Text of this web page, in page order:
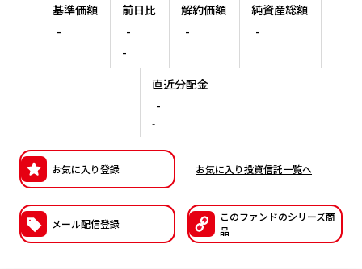
確定拠出年金制度について
確定拠出年金での商品の選び方について
確定拠出年金 基準価額一覧
サステナビリティへの取り組み
サステナビリティレポート
日本版スチュワードシップ・コードへの対応
国内株式議決権行使の方針と判断基準
資産形成はじめるなら
基準価額
-
前日比
-
-
解約価額
-
純資産総額
-
直近分配金
-
-
お気に入り登録 お気に入り投資信託一覧へ
メール配信登録
このファンドのシリーズ商
品